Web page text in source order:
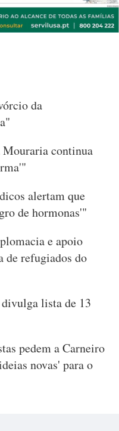
da
continua
alertam que
de hormonas'"
e apoio
de refugiados do
lista de 13
pedem a Carneiro
novas' para o